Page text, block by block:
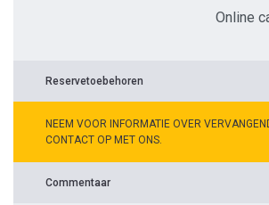
Online
Reservetoebehoren
NEEM VOOR INFORMATIE OVER
CONTACT OP MET ONS.
Commentaar